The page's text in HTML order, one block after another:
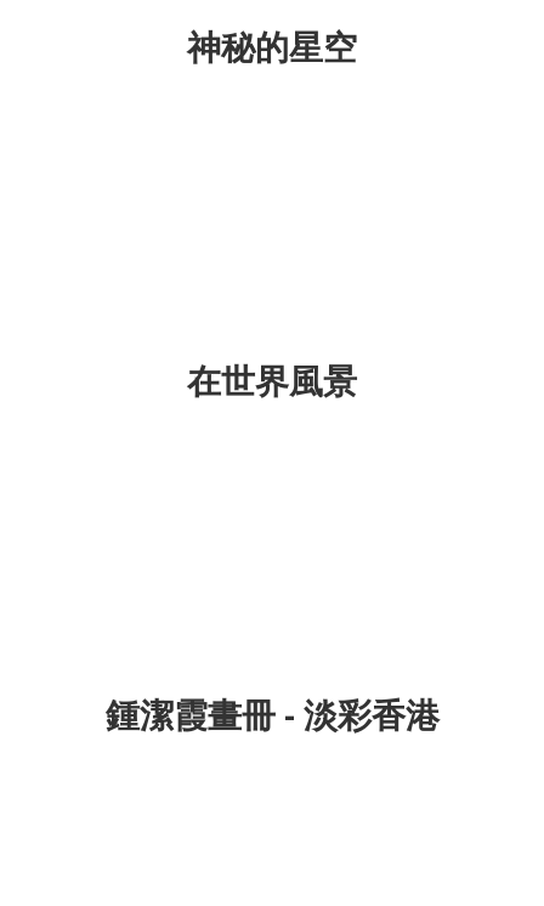
神秘的​星空
在世界風景
鍾潔霞畫冊 - 淡彩香港